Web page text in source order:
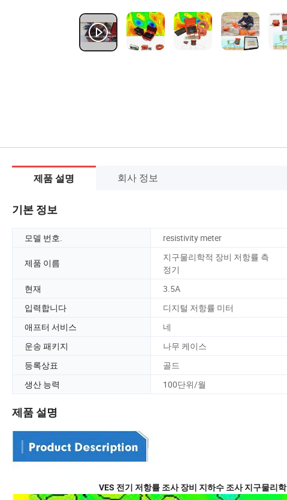
제품 설명 회사 정보
기본 정보
모델 번호. resistivity meter
제품 이름
지구물리학적 장비 저항률 측
정기
현재 3.5A
입력합니다
디지털 저항률 미터
애프터 서비스
네
운송 패키지
나무 케이스
등록상표
골드
생산 능력
100단위/월
제품 설명
VES 전기 저항률 조사 장비 지하수 조사 지구물리